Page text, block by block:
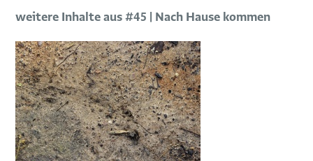
weitere Inhalte aus #45 | Nach Hause kommen